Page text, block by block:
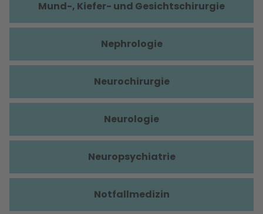
Mund-, Kiefer- und Gesichtschirurgie
Nephrologie
Neurochirurgie
Neurologie
Neuropsychiatrie
Notfallmedizin